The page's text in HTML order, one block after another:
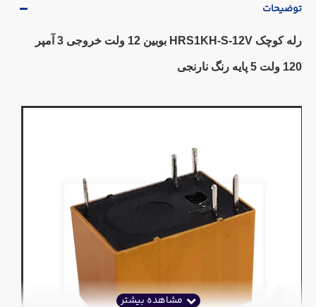
توضیحات
رله کوچک HRS1KH-S-12V بوبین 12 ولت خروجی 3 آمپر
120 ولت 5 پایه رنگ نارنجی